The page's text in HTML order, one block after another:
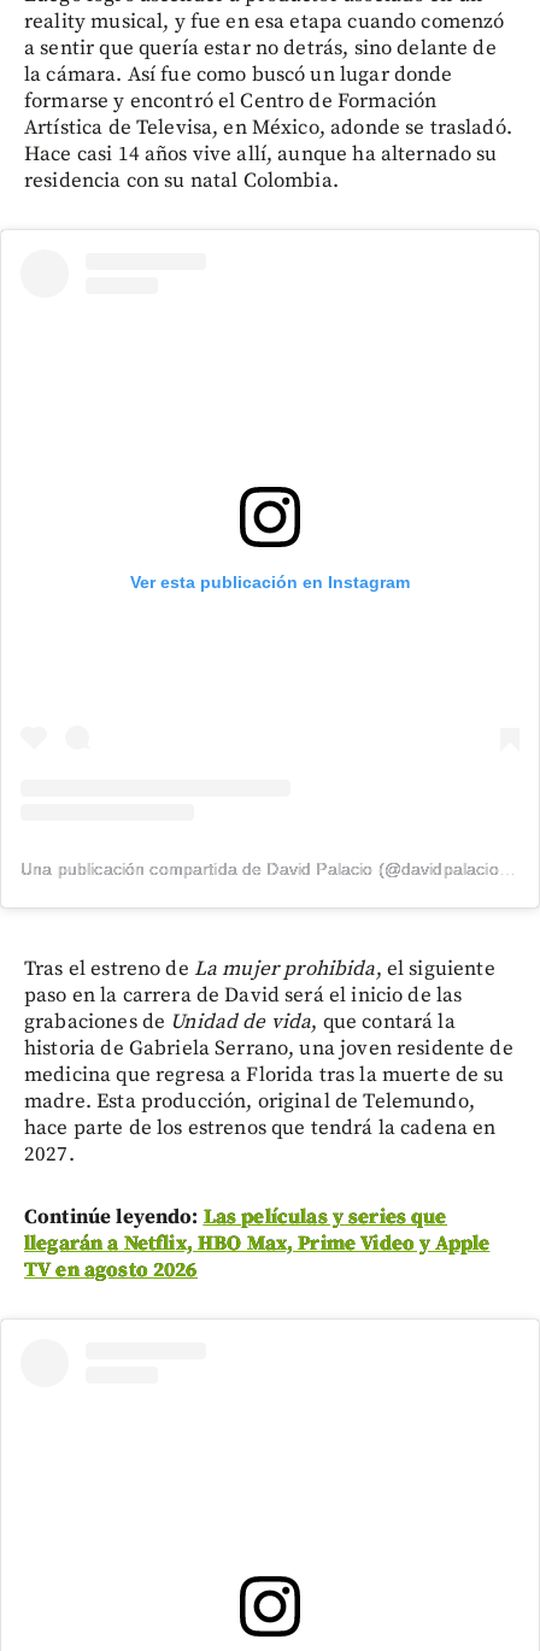
reality musical, y fue en esa etapa cuando comenzó
a sentir que quería estar no detrás, sino delante de
la cámara. Así fue como buscó un lugar donde
formarse y encontró el Centro de Formación
Artística de Televisa, en México, adonde se trasladó.
Hace casi 14 años vive allí, aunque ha alternado su
residencia con su natal Colombia.
Ver esta publicación en Instagram
Una publicación compartida de David Palacio (@davidpalacio91)
Tras el estreno de La mujer prohibida, el siguiente
paso en la carrera de David será el inicio de las
grabaciones de Unidad de vida, que contará la
historia de Gabriela Serrano, una joven residente de
medicina que regresa a Florida tras la muerte de su
madre. Esta producción, original de Telemundo,
hace parte de los estrenos que tendrá la cadena en
2027.
Continúe leyendo: Las películas y series que
llegarán a Netflix, HBO Max, Prime Video y Apple
TV en agosto 2026